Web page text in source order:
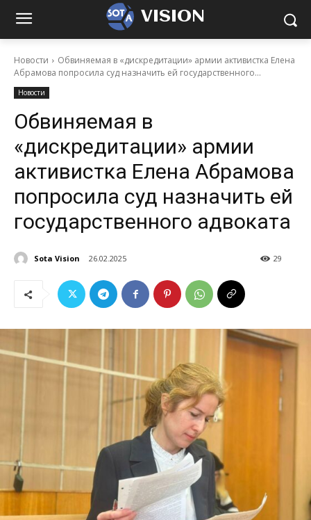
VISION
Новости
Обвиняемая в «дискредитации» армии активистка Елена
Абрамова попросила суд назначить ей государственного...
Новости
Обвиняемая в
«дискредитации» армии
активистка Елена Абрамова
попросила суд назначить ей
государственного адвоката
Sota Vision 26.02.2025 29